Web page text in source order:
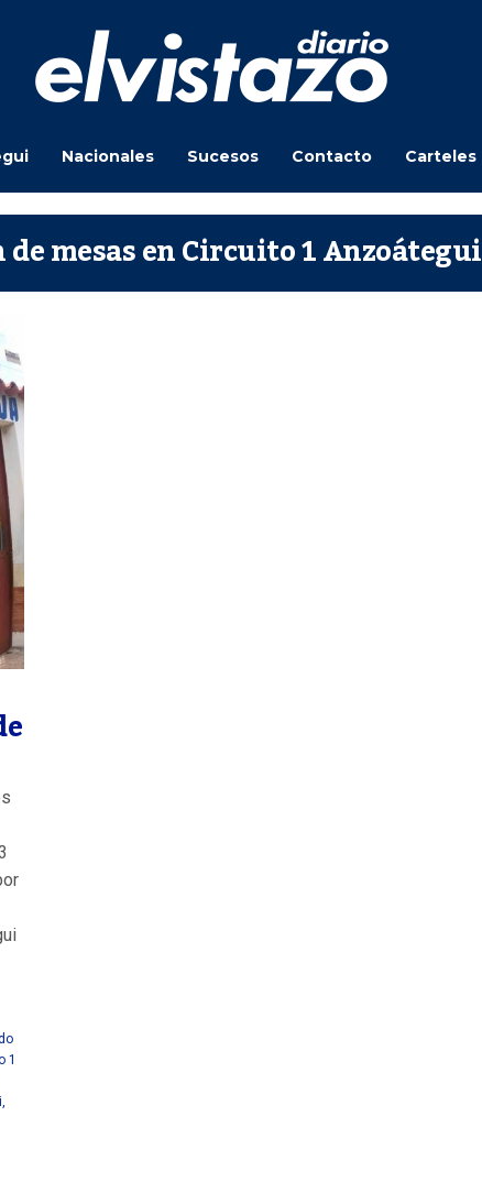
Nacionales Sucesos Contacto Carteles
mesas en Circuito 1 Anzoátegui
1